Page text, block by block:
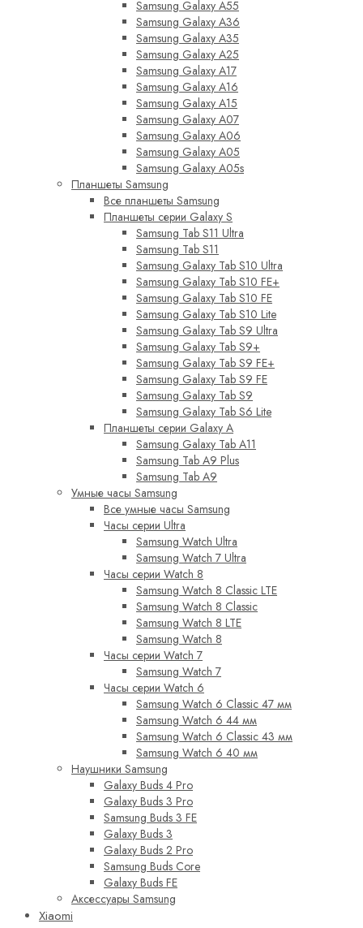
Samsung Galaxy A55
Samsung Galaxy A36
Samsung Galaxy A35
Samsung Galaxy A25
Samsung Galaxy A17
Samsung Galaxy A16
Samsung Galaxy A15
Samsung Galaxy A07
Samsung Galaxy A06
Samsung Galaxy A05
Samsung Galaxy A05s
Планшеты Samsung
Все планшеты Samsung
Планшеты серии Galaxy S
Samsung Tab S11 Ultra
Samsung Tab S11
Samsung Galaxy Tab S10 Ultra
Samsung Galaxy Tab S10 FE+
Samsung Galaxy Tab S10 FE
Samsung Galaxy Tab S10 Lite
Samsung Galaxy Tab S9 Ultra
Samsung Galaxy Tab S9+
Samsung Galaxy Tab S9 FE+
Samsung Galaxy Tab S9 FE
Samsung Galaxy Tab S9
Samsung Galaxy Tab S6 Lite
Планшеты серии Galaxy A
Samsung Galaxy Tab A11
Samsung Tab A9 Plus
Samsung Tab A9
Умные часы Samsung
Все умные часы Samsung
Часы серии Ultra
Samsung Watch Ultra
Samsung Watch 7 Ultra
Часы серии Watch 8
Samsung Watch 8 Classic LTE
Samsung Watch 8 Classic
Samsung Watch 8 LTE
Samsung Watch 8
Часы серии Watch 7
Samsung Watch 7
Часы серии Watch 6
Samsung Watch 6 Classic 47 мм
Samsung Watch 6 44 мм
Samsung Watch 6 Classic 43 мм
Samsung Watch 6 40 мм
Наушники Samsung
Galaxy Buds 4 Pro
Galaxy Buds 3 Pro
Samsung Buds 3 FE
Galaxy Buds 3
Galaxy Buds 2 Pro
Samsung Buds Core
Galaxy Buds FE
Аксессуары Samsung
Xiaomi